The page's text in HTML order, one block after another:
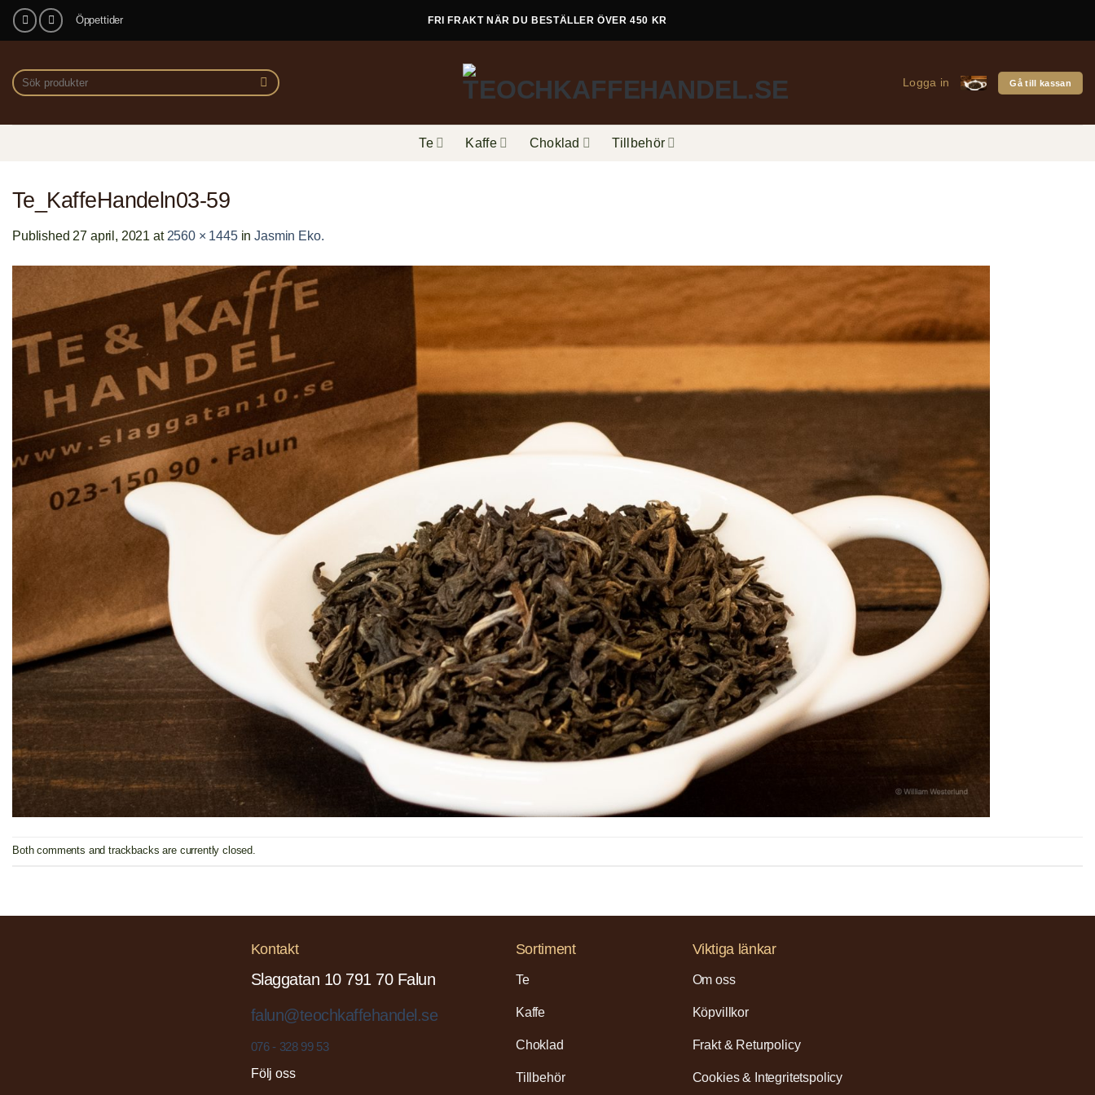
Skip
Öppettider FRI FRAKT NÄR DU BESTÄLLER ÖVER 450 KR
Sök
efter:
Logga in Gå till kassan
Te Kaffe Choklad Tillbehör
Te_KaffeHandeln03-59
Published 27 april, 2021 at 2560 × 1445inJasmin Eko.
Both comments and trackbacks are currently closed.
Kontakt
Slaggatan 10 791 70 Falun
falun@teochkaffehandel.se
076 - 328 99 53
Följ oss
Sortiment
Te
Kaffe
Choklad
Tillbehör
Viktiga länkar
Om oss
Köpvillkor
Frakt & Returpolicy
Cookies & Integritetspolicy